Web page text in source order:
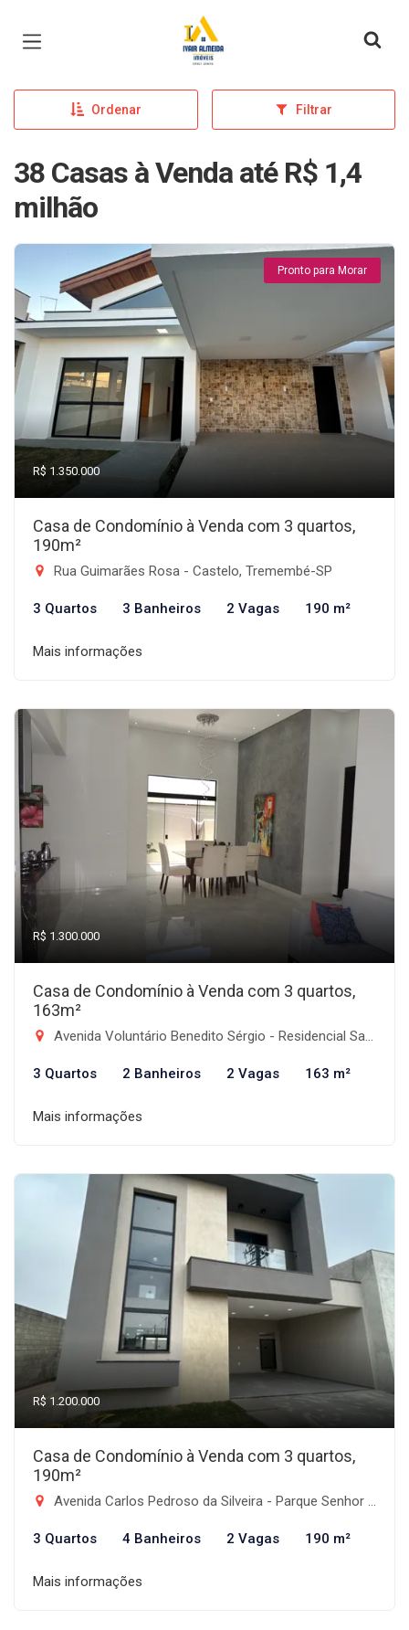
Página inicial
Ordenar Filtrar
38 Casas à Venda até R$ 1,4
milhão
Pronto para Morar
R$ 1.350.000
Casa de Condomínio à Venda com 3 quartos,
190m²
Rua Guimarães Rosa - Castelo, Tremembé-SP
3 Quartos 3 Banheiros 2 Vagas 190 m²
Mais informações
R$ 1.300.000
Casa de Condomínio à Venda com 3 quartos,
163m²
Avenida Voluntário Benedito Sérgio - Residencial Santa Izabel, Taubaté-SP
3 Quartos 2 Banheiros 2 Vagas 163 m²
Mais informações
R$ 1.200.000
Casa de Condomínio à Venda com 3 quartos,
190m²
Avenida Carlos Pedroso da Silveira - Parque Senhor do Bonfim, Taubaté-SP
3 Quartos 4 Banheiros 2 Vagas 190 m²
Mais informações